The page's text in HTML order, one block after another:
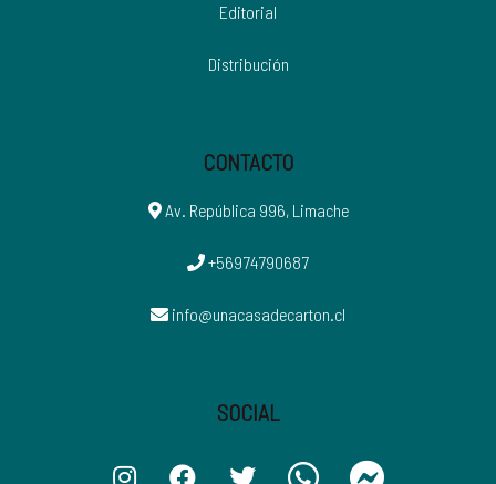
Editorial
Distribución
CONTACTO
Av. República 996, Limache
+56974790687
info@unacasadecarton.cl
SOCIAL